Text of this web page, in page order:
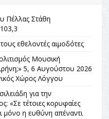
Πέλλας Στάθη
εθελοντές αιμοδότες
Μουσική
5, 6 Αυγούστου 2026
Χώρος Λόγγου
για την
«Σε τέτοιες κορυφαίες
μόνο η ευθύνη απέναντι